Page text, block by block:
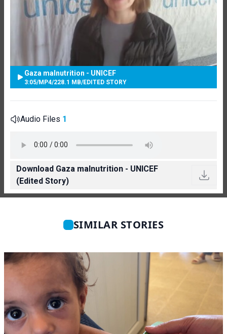
Gaza malnutrition - UNICEF
3:05/MP4/228.1 MB/EDITED STORY
Audio Files 1
Download Gaza malnutrition - UNICEF
(Edited Story)
SIMILAR STORIES